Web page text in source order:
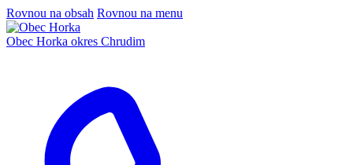
Rovnou na obsah Rovnou na menu
Obec Horka okres Chrudim